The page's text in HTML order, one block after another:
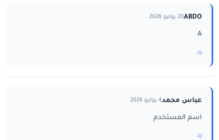
ABDO20 يوليو 2026
A
رد
عباس محمد4 يوليو 2026
اسم المستخدم
رد